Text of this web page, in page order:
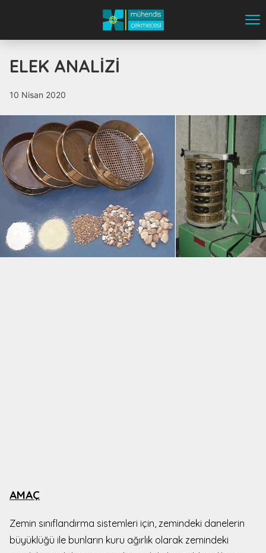
ELEK ANALİZİ
10 Nisan 2020
AMAÇ
Zemin sınıflandırma sistemleri için, zemindeki danelerin
büyüklüğü ile bunların kuru ağırlık olarak zemindeki